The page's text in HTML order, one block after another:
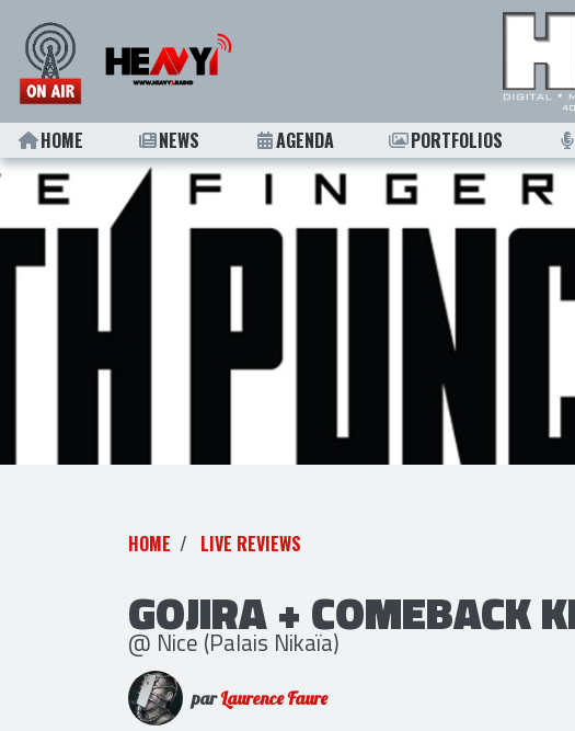
HOME NEWS AGENDA PORTFOLIOS
HOME LIVE REVIEWS
GOJIRA + COMEBACK
@ Nice (Palais Nikaïa)
parLaurence Faure